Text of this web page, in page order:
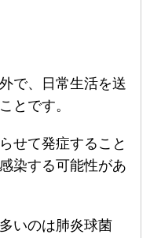
で、日常生活を送
とです。
せて発症すること
染する可能性があ
いのは肺炎球菌